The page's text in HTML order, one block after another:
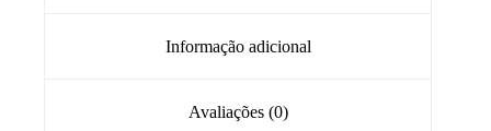
Informação adicional
Avaliações (0)